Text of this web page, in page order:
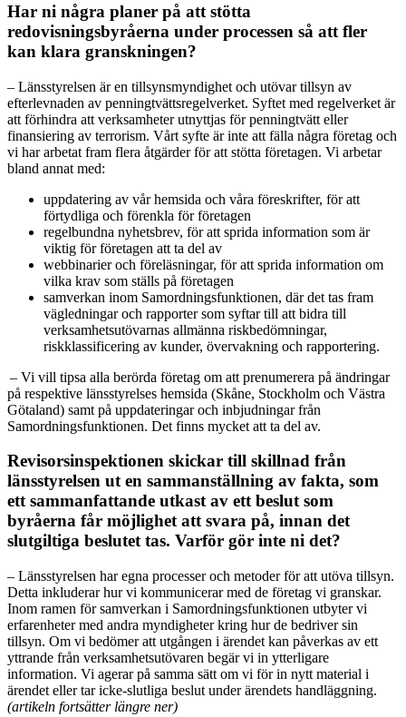
Har ni några planer på att stötta
redovisningsbyråerna under processen så att fler
kan klara granskningen?
– Länsstyrelsen är en tillsynsmyndighet och utövar tillsyn av
efterlevnaden av penningtvättsregelverket. Syftet med regelverket är
att förhindra att verksamheter utnyttjas för penningtvätt eller
finansiering av terrorism. Vårt syfte är inte att fälla några företag och
vi har arbetat fram flera åtgärder för att stötta företagen. Vi arbetar
bland annat med:
uppdatering av vår hemsida och våra föreskrifter, för att
förtydliga och förenkla för företagen
regelbundna nyhetsbrev, för att sprida information som är
viktig för företagen att ta del av
webbinarier och föreläsningar, för att sprida information om
vilka krav som ställs på företagen
samverkan inom Samordningsfunktionen, där det tas fram
vägledningar och rapporter som syftar till att bidra till
verksamhetsutövarnas allmänna riskbedömningar,
riskklassificering av kunder, övervakning och rapportering.
– Vi vill tipsa alla berörda företag om att prenumerera på ändringar
på respektive länsstyrelses hemsida (Skåne, Stockholm och Västra
Götaland) samt på uppdateringar och inbjudningar från
Samordningsfunktionen. Det finns mycket att ta del av.
Revisorsinspektionen skickar till skillnad från
länsstyrelsen ut en sammanställning av fakta, som
ett sammanfattande utkast av ett beslut som
byråerna får möjlighet att svara på, innan det
slutgiltiga beslutet tas. Varför gör inte ni det?
– Länsstyrelsen har egna processer och metoder för att utöva tillsyn.
Detta inkluderar hur vi kommunicerar med de företag vi granskar.
Inom ramen för samverkan i Samordningsfunktionen utbyter vi
erfarenheter med andra myndigheter kring hur de bedriver sin
tillsyn. Om vi bedömer att utgången i ärendet kan påverkas av ett
yttrande från verksamhetsutövaren begär vi in ytterligare
information. Vi agerar på samma sätt om vi för in nytt material i
ärendet eller tar icke-slutliga beslut under ärendets handläggning.
(artikeln fortsätter längre ner)